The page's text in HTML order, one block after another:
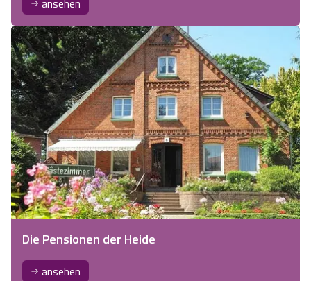
ansehen
Die Pensionen der Heide
ansehen